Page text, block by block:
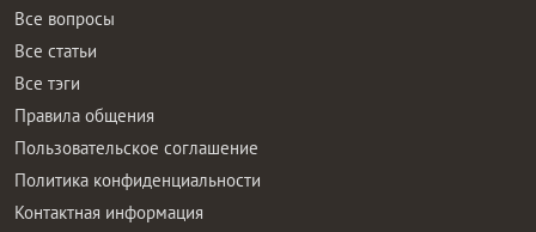
Все вопросы
Все статьи
Все тэги
Правила общения
Пользовательское соглашение
Политика конфиденциальности
Контактная информация